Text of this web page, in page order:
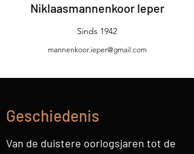
Niklaasmannenkoor Ieper
Sinds 1942
mannenkoor.ieper@gmail.com
Geschiedenis
Van de duistere oorlogsjaren tot de